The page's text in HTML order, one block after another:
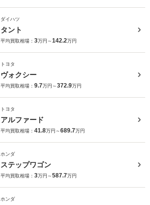
ダイハツ
タント
平均買取相場： 3万円～142.2万円
トヨタ
ヴォクシー
平均買取相場： 9.7万円～372.9万円
トヨタ
アルファード
平均買取相場： 41.8万円～689.7万円
ホンダ
ステップワゴン
平均買取相場： 3万円～587.7万円
ホンダ